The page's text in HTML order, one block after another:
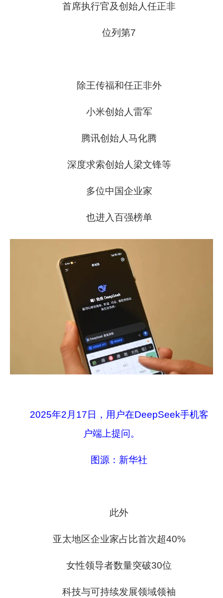
首席执行官及创始人任正非
位列第7
除王传福和任正非外
小米创始人雷军
腾讯创始人马化腾
深度求索创始人梁文锋等
多位中国企业家
也进入百强榜单
2025年2月17日，用户在DeepSeek手机客
户端上提问。
图源：新华社
此外
亚太地区企业家占比首次超40%
女性领导者数量突破30位
科技与可持续发展领域领袖